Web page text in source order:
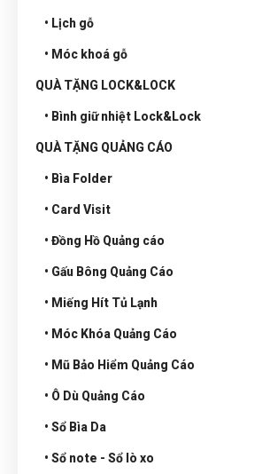
• Lịch gỗ
• Móc khoá gỗ
QUÀ TẶNG LOCK&LOCK
• Bình giữ nhiệt Lock&Lock
QUÀ TẶNG QUẢNG CÁO
• Bìa Folder
• Card Visit
• Đồng Hồ Quảng cáo
• Gấu Bông Quảng Cáo
• Miếng Hít Tủ Lạnh
• Móc Khóa Quảng Cáo
• Mũ Bảo Hiểm Quảng Cáo
• Ô Dù Quảng Cáo
• Sổ Bìa Da
• Sổ note - Sổ lò xo